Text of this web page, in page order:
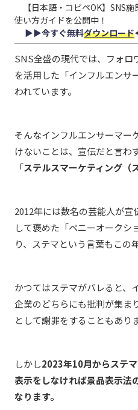
【日本語・コピペOK】SNS
使い方ガイドを公開中！
▶︎▶︎今すぐ無料ダウンロード
SNS全盛の現代では、フォロ
を活用した「インフルエンサ
われています。
そんなインフルエンサーマー
けないことは、宣伝だと言わ
「ステルスマーケティング（
2012年には数名の芸能人が
して褒めた「ペニーオークシ
り、ステマという言葉もこの
かつてはステマがバレると、
企業のどちらにも批判が集ま
として謝罪をすることもあり
しかし2023年10月からステ
表示をしなければ景品表示法
なります。